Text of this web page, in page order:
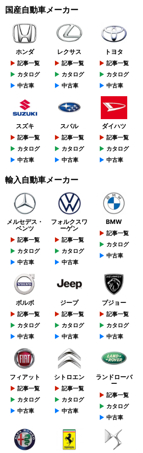
国産自動車メーカー
ホンダ
記事一覧
カタログ
中古車
レクサス
記事一覧
カタログ
中古車
トヨタ
記事一覧
カタログ
中古車
スズキ
記事一覧
カタログ
中古車
スバル
記事一覧
カタログ
中古車
ダイハツ
記事一覧
カタログ
中古車
輸入自動車メーカー
メルセデス・
ベンツ
記事一覧
カタログ
中古車
フォルクスワ
ーゲン
記事一覧
カタログ
中古車
BMW
記事一覧
カタログ
中古車
ボルボ
記事一覧
カタログ
中古車
ジープ
記事一覧
カタログ
中古車
プジョー
記事一覧
カタログ
中古車
フィアット
記事一覧
カタログ
中古車
シトロエン
記事一覧
カタログ
中古車
ランドローバ
ー
記事一覧
カタログ
中古車